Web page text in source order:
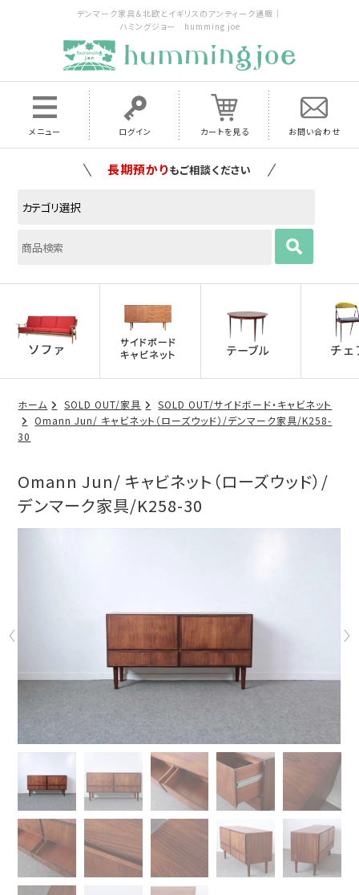
デンマーク家具＆北欧とイギリスのアンティーク通販｜
ハミングジョー humming joe
メニュー ログイン カートを見る お問い合わせ
家具の配送料は全国当店で負担いたします
ホーム SOLD OUT/家具
SOLD OUT/サイドボード・キャビネット
Omann Jun/ キャビネット（ローズウッド）/デンマーク家具/K258-
30
Omann Jun/ キャビネット（ローズウッド）/
デンマーク家具/K258-30